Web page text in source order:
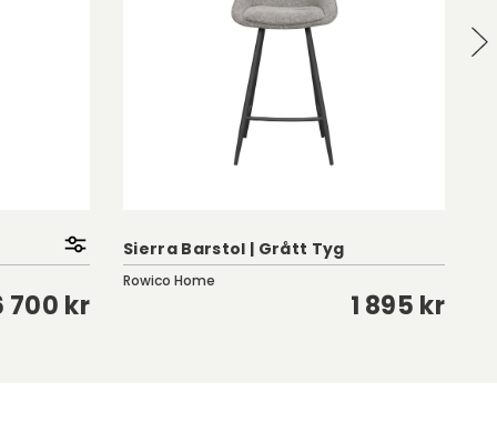
700 kr
Sierra Barstol | Grått Tyg
Rowico Home
1 895 kr